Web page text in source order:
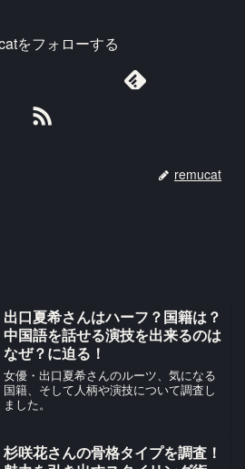
をフォローする
remucat
出口夏希さんはハーフ？国籍は？
中国語を話せる演技を出来るのは
なぜ？に迫る！
女優・出口夏希さんのルーツ、気になる
国籍、そして人柄や演技について調査し
ました。
杉咲花さんの骨格タイプを調査！